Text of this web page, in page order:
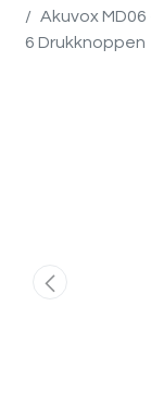
Akuvox
6 Drukknoppen